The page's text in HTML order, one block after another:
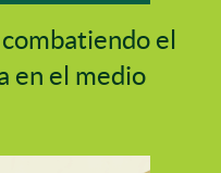
el
en el medio